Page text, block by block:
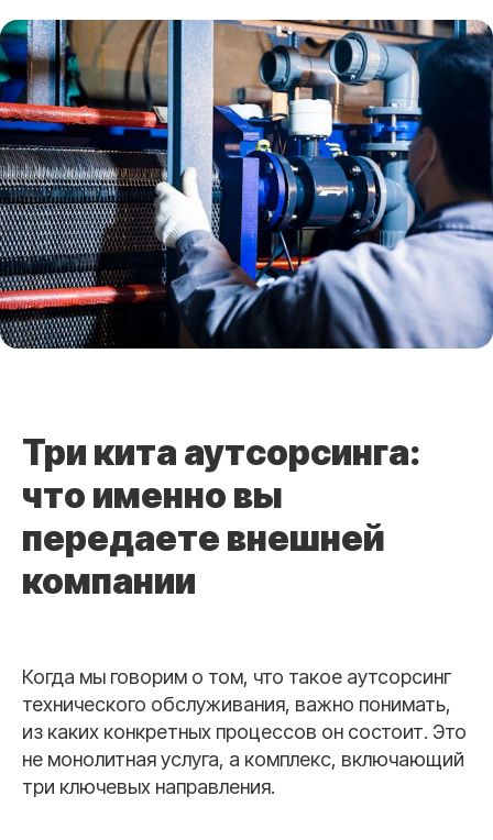
Три кита аутсорсинга:
что именно вы
передаете внешней
компании
Когда мы говорим о том, что такое аутсорсинг
технического обслуживания, важно понимать,
из каких конкретных процессов он состоит. Это
не монолитная услуга, а комплекс, включающий
три ключевых направления.